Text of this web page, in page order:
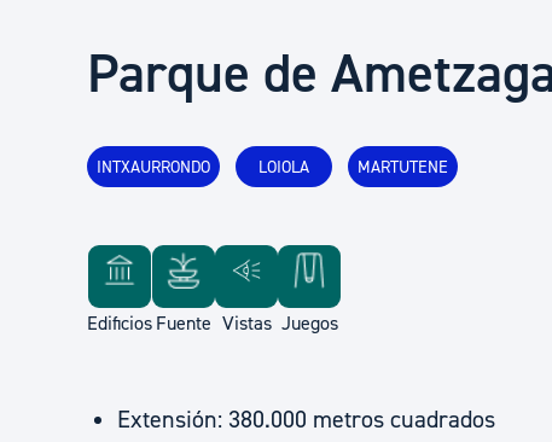
Participación ciudadana y asociacionismo
Parque de
INTXAURRONDO LOIOLA MARTUTENE
Edificios Fuente Vistas Juegos
Extensión: 380.000 metros cuadrados